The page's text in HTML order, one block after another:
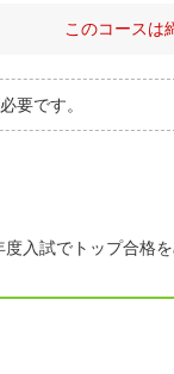
このコースは
要です。
入試でトップ合格